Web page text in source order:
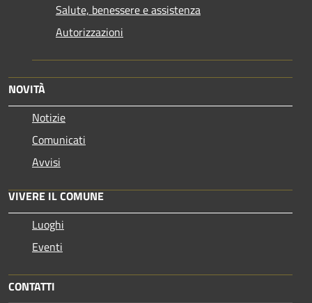
Salute, benessere e assistenza
Autorizzazioni
NOVITÀ
Notizie
Comunicati
Avvisi
VIVERE IL COMUNE
Luoghi
Eventi
CONTATTI